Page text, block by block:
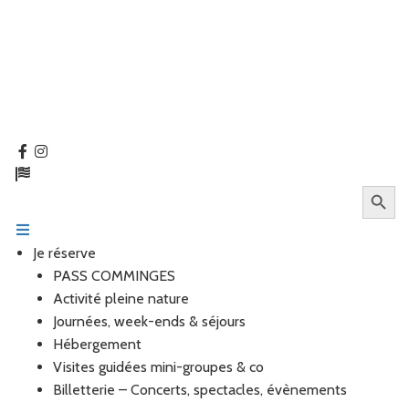
for:
Search
Je réserve
PASS COMMINGES
Activité pleine nature
Journées, week-ends & séjours
Hébergement
Visites guidées mini-groupes & co
Billetterie – Concerts, spectacles, évènements